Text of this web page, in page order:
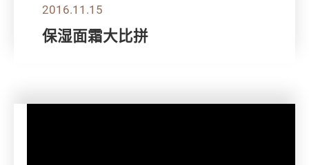
2016.11.15
保湿面霜大比拼